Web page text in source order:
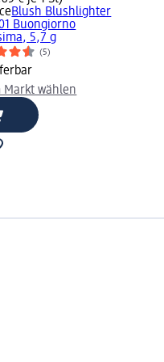
Blush Blushlighter
Buongiorno
5,7 g
(5)
Markt wählen